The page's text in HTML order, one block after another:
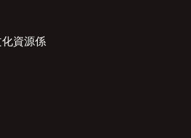
資源係